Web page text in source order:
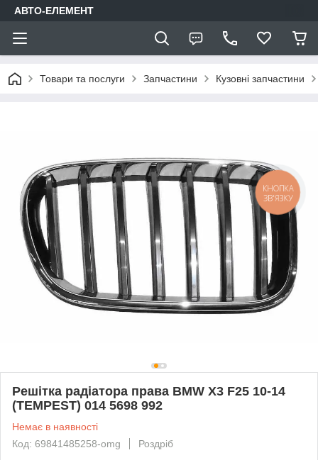
АВТО-ЕЛЕМЕНТ
Товари та послуги Запчастини Кузовні запчастини
Решітка радіатора права BMW X3 F25 10-14
(TEMPEST) 014 5698 992
Немає в наявності
Код: 69841485258-omg
Роздріб
КНОПКА
ЗВ'ЯЗКУ